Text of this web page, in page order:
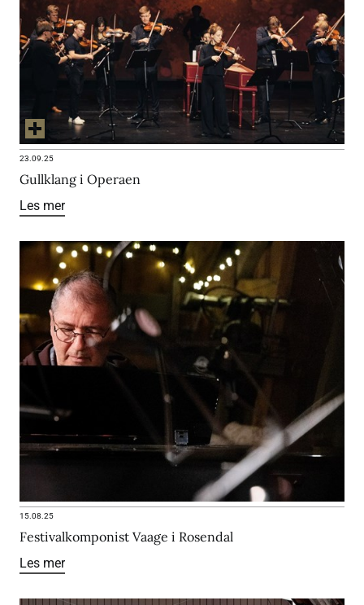
23.09.25
Gullklang i Operaen
Les mer
15.08.25
Festivalkomponist Vaage i Rosendal
Les mer